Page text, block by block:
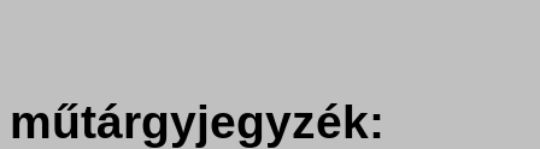
műtárgyjegyzék: